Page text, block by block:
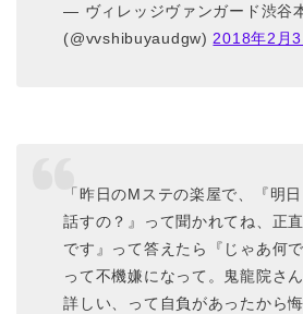
— ヴィレッジヴァンガード渋谷
(@vvshibuyaudgw) 2018年2月3
「昨日のMステの楽屋で、『明
話すの？』って聞かれてね、正
です』って答えたら『じゃあ何
って不機嫌になって。鬼龍院さ
詳しい、って自負があったから